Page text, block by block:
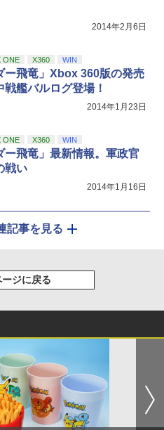
2014年2月6日
ONE X360 WIN
ー飛竜」Xbox 360版の発売
戦艦バルログ登場！
2014年1月23日
ONE X360 WIN
ー飛竜」最新情報。軍政官
戦い
2014年1月16日
記事を見る
ージに戻る